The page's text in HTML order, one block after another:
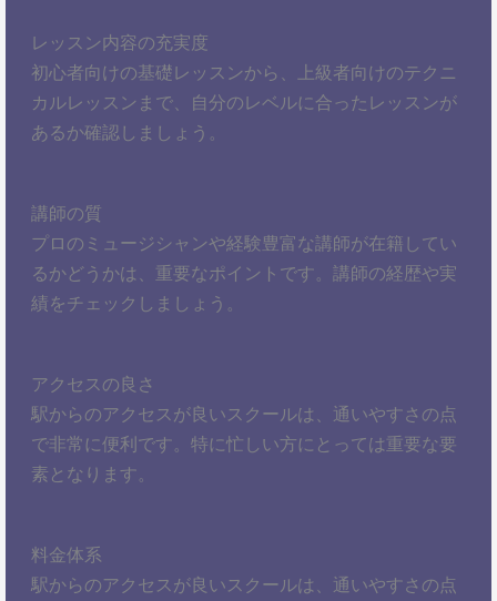
レッスン内容の充実度
初心者向けの基礎レッスンから、上級者向けのテクニ
カルレッスンまで、自分のレベルに合ったレッスンが
あるか確認しましょう。
講師の質
プロのミュージシャンや経験豊富な講師が在籍してい
るかどうかは、重要なポイントです。講師の経歴や実
績をチェックしましょう。
アクセスの良さ
駅からのアクセスが良いスクールは、通いやすさの点
で非常に便利です。特に忙しい方にとっては重要な要
素となります。
料金体系
駅からのアクセスが良いスクールは、通いやすさの点